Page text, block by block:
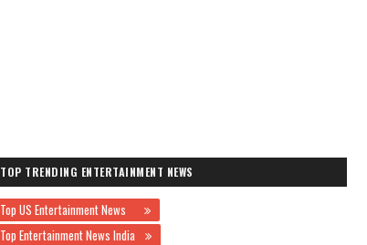
TOP TRENDING ENTERTAINMENT NEWS
Top US Entertainment News
Top Entertainment News India